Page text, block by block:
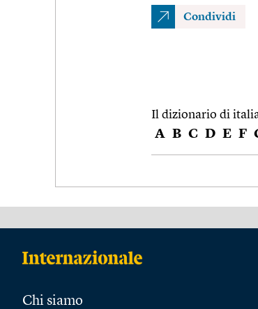
Condividi
Il dizionario di
A B C D E F
Chi siamo